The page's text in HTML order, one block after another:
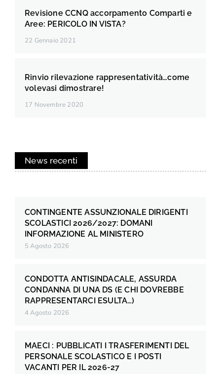
Revisione CCNQ accorpamento Comparti e
Aree: PERICOLO IN VISTA?
22 Gennaio 2021
Rinvio rilevazione rappresentatività…come
volevasi dimostrare!
17 Novembre 2020
News recenti
CONTINGENTE ASSUNZIONALE DIRIGENTI
SCOLASTICI 2026/2027: DOMANI
INFORMAZIONE AL MINISTERO
5 Agosto 2026
CONDOTTA ANTISINDACALE, ASSURDA
CONDANNA DI UNA DS (E CHI DOVREBBE
RAPPRESENTARCI ESULTA…)
4 Agosto 2026
MAECI : PUBBLICATI I TRASFERIMENTI DEL
PERSONALE SCOLASTICO E I POSTI
VACANTI PER IL 2026-27